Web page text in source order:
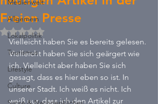
Medienwelt
Allgemein
Lokalpolitik
Tourismus
Lifestyle
Culture
Freien Presse
Mit NaN von 5 Sternen bewertet.
Vielleicht haben Sie es bereits gelesen.
Vielleicht haben Sie sich geärgert wie
ich. Vielleicht aber haben Sie sich
gesagt, dass es hier eben so ist. In
unserer Stadt. Ich weiß es nicht. Ich
weiß nur, dass ich den Artikel zur